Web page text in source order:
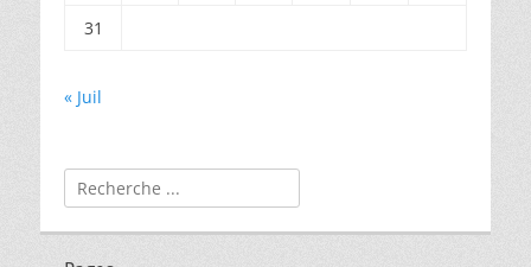
31
« Juil
Rechercher :